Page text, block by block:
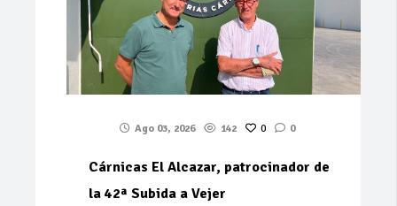
Ago 03, 2026 142 0 0
Cárnicas El Alcazar, patrocinador de
la 42ª Subida a Vejer